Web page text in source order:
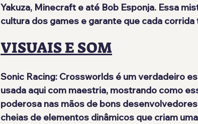
Yakuza, Minecraft e até Bob Esponja. Essa
cultura dos games e garante que cada
VISUAIS E SOM
Sonic Racing: Crossworlds é um verdadeiro
usada aqui com maestria, mostrando como
poderosa nas mãos de bons
cheias de elementos dinâmicos que criam